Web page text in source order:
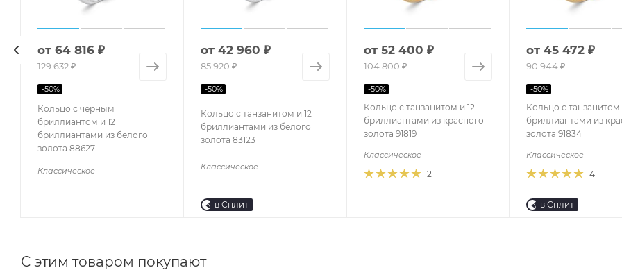
Кольцо с черным
бриллиантом и 12
бриллиантами из белого
золота 88627
Классическое
от 64 816 ₽
129 632 ₽
-50%
Кольцо с танзанитом и 12
бриллиантами из белого
золота 83123
Классическое
от 42 960 ₽
85 920 ₽
-50%
в Сплит
2
Кольцо с танзанитом и 12
бриллиантами из красного
золота 91819
Классическое
от 52 400 ₽
104 800 ₽
-50%
4
Кольцо с танзанитом
бриллиантами из
золота 91834
Классическое
от45 472 ₽
90 944 ₽
-50%
в Сплит
С этим товаром покупают